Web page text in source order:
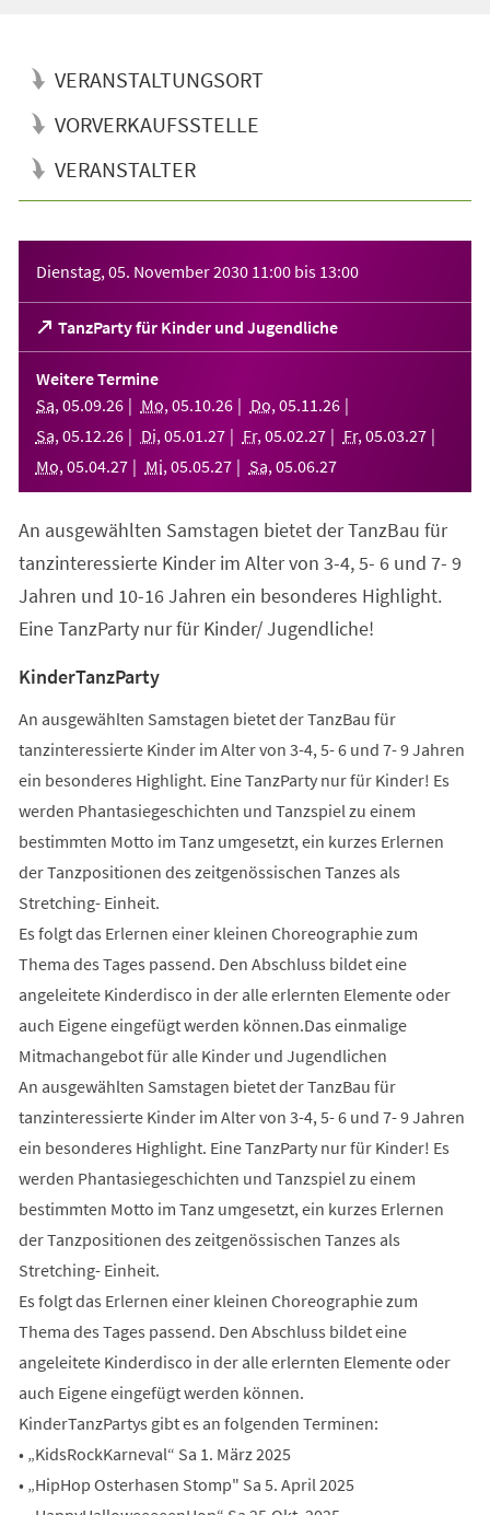
VERANSTALTUNGSORT
VORVERKAUFSSTELLE
VERANSTALTER
Dienstag, 05. November 2030 11:00 bis 13:00
TanzParty für Kinder und Jugendliche
(Öffnet
in
einem
neuen
Tab)
Weitere Termine
Sa, 05.09.26 Mo, 05.10.26 Do, 05.11 .26
Sa, 05.12.26 Di, 05.01 .27 Fr, 05.02.27 Fr, 05.03.27
Mo, 05.04.27 Mi, 05.05.27 Sa, 05.06.27
An ausgewählten Samstagen bietet der TanzBau für
tanzinteressierte Kinder im Alter von 3-4, 5- 6 und 7- 9
Jahren und 10-16 Jahren ein besonderes Highlight.
Eine TanzParty nur für Kinder/ Jugendliche!
KinderTanzParty
An ausgewählten Samstagen bietet der TanzBau für
tanzinteressierte Kinder im Alter von 3-4, 5- 6 und 7- 9 Jahren
ein besonderes Highlight. Eine TanzParty nur für Kinder! Es
werden Phantasiegeschichten und Tanzspiel zu einem
bestimmten Motto im Tanz umgesetzt, ein kurzes Erlernen
der Tanzpositionen des zeitgenössischen Tanzes als
Stretching- Einheit.
Es folgt das Erlernen einer kleinen Choreographie zum
Thema des Tages passend. Den Abschluss bildet eine
angeleitete Kinderdisco in der alle erlernten Elemente oder
auch Eigene eingefügt werden können.Das einmalige
Mitmachangebot für alle Kinder und Jugendlichen
An ausgewählten Samstagen bietet der TanzBau für
tanzinteressierte Kinder im Alter von 3-4, 5- 6 und 7- 9 Jahren
ein besonderes Highlight. Eine TanzParty nur für Kinder! Es
werden Phantasiegeschichten und Tanzspiel zu einem
bestimmten Motto im Tanz umgesetzt, ein kurzes Erlernen
der Tanzpositionen des zeitgenössischen Tanzes als
Stretching- Einheit.
Es folgt das Erlernen einer kleinen Choreographie zum
Thema des Tages passend. Den Abschluss bildet eine
angeleitete Kinderdisco in der alle erlernten Elemente oder
auch Eigene eingefügt werden können.
KinderTanzPartys gibt es an folgenden Terminen:
• „KidsRockKarneval“ Sa 1. März 2025
• „HipHop Osterhasen Stomp" Sa 5. April 2025